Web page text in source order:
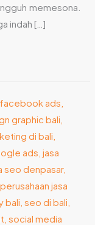
memesona.
indah […]